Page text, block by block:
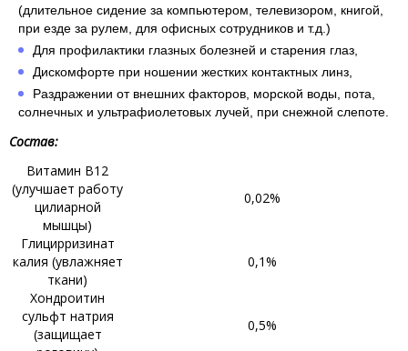
(длительное сидение за компьютером, телевизором, книгой,
при езде за рулем, для офисных сотрудников и т.д.)
Для профилактики глазных болезней и старения глаз,
Дискомфорте при ношении жестких контактных линз,
Раздражении от внешних факторов, морской воды, пота,
солнечных и ультрафиолетовых лучей, при снежной слепоте.
Состав:
Витамин В12
(улучшает работу
цилиарной
мышцы)
0,02%
Глицирризинат
калия (увлажняет
ткани)
0,1%
Хондроитин
сульфт натрия
(защищает
0,5%